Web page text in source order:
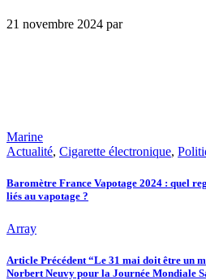
21 novembre 2024 par
Marine
Actualité, Cigarette électronique,
Baromètre France Vapotage 2024 : quel
liés au vapotage ?
Array
Article Précédent “Le 31 mai doit être un
Norbert Neuvy pour la Journée Mondiale